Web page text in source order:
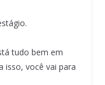
tudo bem em
isso, você vai para